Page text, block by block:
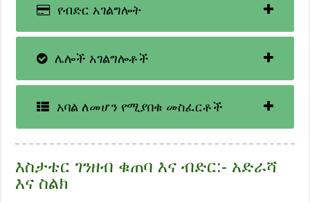
የብድር አገልግሎት
ሌሎች አገልግሎቶች
አባል ለመሆን የሚያበቁ መስፈርቶች
እስታቴር ገንዘብ ቁጠባ እና ብድር:- አድራሻ
እና ስልክ